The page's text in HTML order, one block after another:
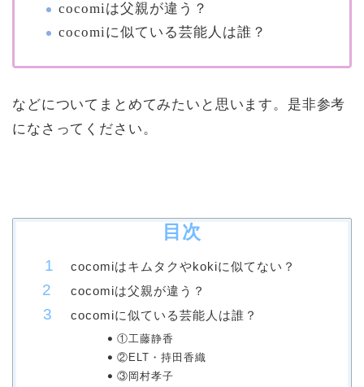
cocomiは父親が違う？
cocomiに似ている芸能人は誰？
などについてまとめてみたいと思います。是非参考
になさってください。
目次
cocomiはキムタクやkokiに似てない？
cocomiは父親が違う？
cocomiに似ている芸能人は誰？
①工藤静香
②ELT・持田香織
③岡村孝子